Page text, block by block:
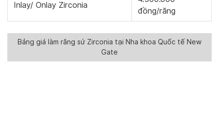
Inlay/ Onlay Zirconia
đồng/răng
Bảng giá làm răng sứ Zirconia tại Nha khoa Quốc tế New
Gate